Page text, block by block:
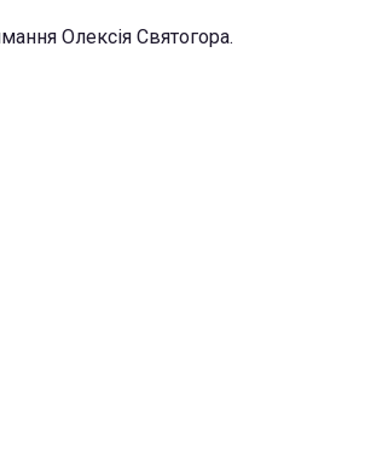
Олексія Святогора.